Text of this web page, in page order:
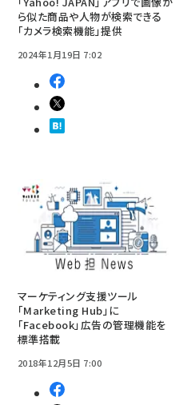
ら似た商品や人物が検索できる
「カメラ検索機能」提供
2024年1月19日 7:02
マーケティング支援ツール
「Marketing Hub」に
「Facebook」広告の管理機能を
標準搭載
2018年12月5日 7:00